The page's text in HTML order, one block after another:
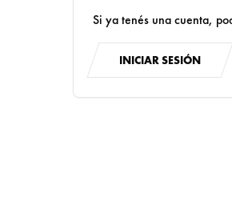
Si ya tenés una cuenta,
INICIAR SESIÓN